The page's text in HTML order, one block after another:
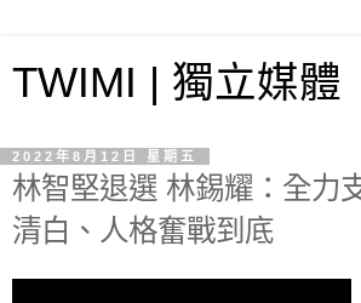
TWIMI | 獨立媒體
2022年8月12日 星期五
林智堅退選 林錫耀：全力
清白、人格奮戰到底